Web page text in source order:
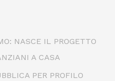
NASCE IL PROGETTO
A CASA
PER PROFILO